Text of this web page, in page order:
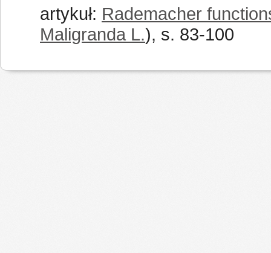
artykuł: Rademacher
Maligranda L.), s. 83-100